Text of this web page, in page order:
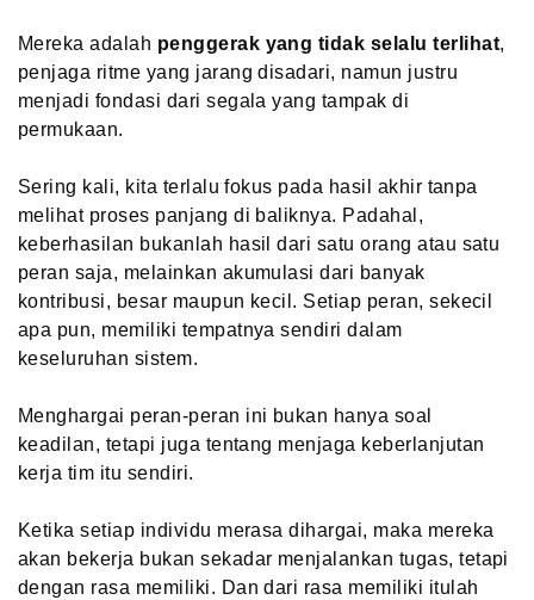
Mereka adalah penggerak yang tidak selalu terlihat,
penjaga ritme yang jarang disadari, namun justru
menjadi fondasi dari segala yang tampak di
permukaan.
Sering kali, kita terlalu fokus pada hasil akhir tanpa
melihat proses panjang di baliknya. Padahal,
keberhasilan bukanlah hasil dari satu orang atau satu
peran saja, melainkan akumulasi dari banyak
kontribusi, besar maupun kecil. Setiap peran, sekecil
apa pun, memiliki tempatnya sendiri dalam
keseluruhan sistem.
Menghargai peran-peran ini bukan hanya soal
keadilan, tetapi juga tentang menjaga keberlanjutan
kerja tim itu sendiri.
Ketika setiap individu merasa dihargai, maka mereka
akan bekerja bukan sekadar menjalankan tugas, tetapi
dengan rasa memiliki. Dan dari rasa memiliki itulah